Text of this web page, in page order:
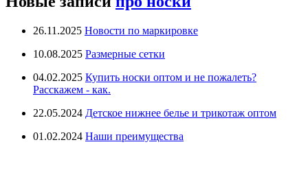
26.11.2025 Новости по маркировке
10.08.2025 Размерные сетки
04.02.2025 Купить носки оптом и не пожалеть?
Расскажем - как.
22.05.2024 Детское нижнее белье и трикотаж оптом
01.02.2024 Наши преимущества